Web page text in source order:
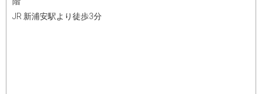
JR 新浦安駅より徒歩3分